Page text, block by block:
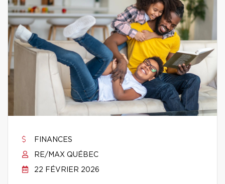
FINANCES
RE/MAX QUÉBEC
22 FÉVRIER 2026